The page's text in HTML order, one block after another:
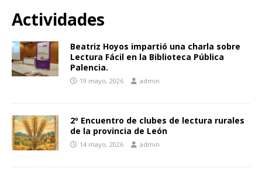
Actividades
Beatriz Hoyos impartió una charla sobre
Lectura Fácil en la Biblioteca Pública
Palencia.
19 mayo, 2026 admin
2º Encuentro de clubes de lectura rurales
de la provincia de León
14 mayo, 2026 admin